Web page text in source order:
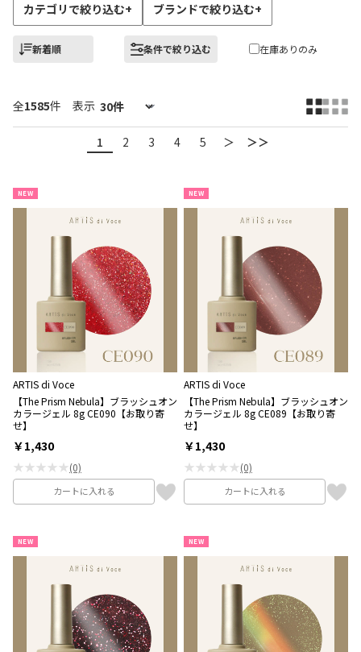
カテゴリで絞り込む+ ブランドで絞り込む+
新着順 条件で絞り込む 在庫ありのみ
全1585件 表示
1 2 3 4 5 ＞ ＞＞
NEW
ARTIS di Voce
【The Prism Nebula】ブラッシュオン
カラージェル 8g CE090【お取り寄
せ】
￥1,430
★★★★★(0)
カートに入れる
NEW
ARTIS di Voce
【The Prism Nebula】ブラッシュオン
カラージェル 8g CE089【お取り寄
せ】
￥1,430
★★★★★(0)
カートに入れる
NEW NEW